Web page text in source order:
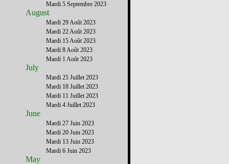
Mardi 5 Septembre 2023
August
Mardi 29 Août 2023
Mardi 22 Août 2023
Mardi 15 Août 2023
Mardi 8 Août 2023
Mardi 1 Août 2023
July
Mardi 25 Juillet 2023
Mardi 18 Juillet 2023
Mardi 11 Juillet 2023
Mardi 4 Juillet 2023
June
Mardi 27 Juin 2023
Mardi 20 Juin 2023
Mardi 13 Juin 2023
Mardi 6 Juin 2023
May